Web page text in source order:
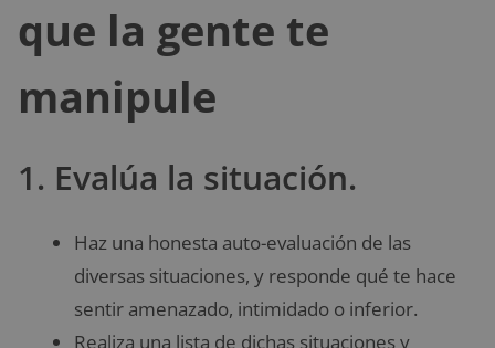
que la gente te
manipule
1. Evalúa la situación.
Haz una honesta auto-evaluación de las
diversas situaciones, y responde qué te hace
sentir amenazado, intimidado o inferior.
Realiza una lista de dichas situaciones y